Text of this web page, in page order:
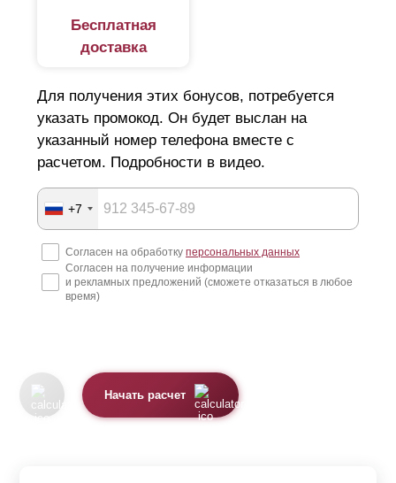
Бесплатная
доставка
Для получения этих бонусов, потребуется
указать промокод. Он будет выслан на
указанный номер телефона вместе с
расчетом. Подробности в видео.
+7
Согласен на обработку персональных данных
Согласен на получение информации
и рекламных предложений (сможете отказаться в любое
время)
Начать расчет